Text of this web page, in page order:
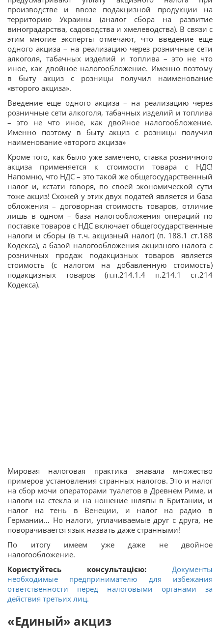
производстве и ввозе подакцизной продукции на
территорию Украины (аналог сбора на развитие
виноградарства, садоводства и хмелеводства). В связи с
этим многие эксперты отмечают, что введение еще
одного акциза – на реализацию через розничные сети
алкоголя, табачных изделий и топлива – это не что
иное, как двойное налогообложение. Именно поэтому
в быту акциз с розницы получил наименование
«второго акциза».
Введение еще одного акциза – на реализацию через
розничные сети алкоголя, табачных изделий и топлива
– это не что иное, как двойное налогообложение.
Именно поэтому в быту акциз с розницы получил
наименование «второго акциза»
Кроме того, как было уже замечено, ставка розничного
акциза применяется к стоимости товара с НДС!
Напомню, что НДС – это такой же общегосударственный
налог и, кстати говоря, по своей экономической сути
тоже акциз! Схожей у этих двух податей является и база
обложения – договорная стоимость товаров, отличие
лишь в одном – база налогообложения операций по
поставке товаров с НДС включает общегосударственные
налоги и сборы (в т.ч. акцизный налог) (п. 188.1 ст.188
Кодекса), а базой налогообложения акцизного налога с
розничных продаж подакцизных товаров является
стоимость (с налогом на добавленную стоимость)
подакцизных товаров (п.п.214.1.4 п.214.1 ст.214
Кодекса).
Мировая налоговая практика знавала множество
примеров установления странных налогов. Это и налог
на сбор мочи операторами туалетов в Древнем Риме, и
налоги на стекла и на ношение шляпы в Британии, и
налог на тень в Венеции, и налог на радио в
Германии… Но налоги, уплачиваемые друг с друга, не
поворачивается язык назвать даже странными!
По итогу имеем уже даже не двойное
налогообложение.
Користуйтесь консультацією:
Документы
необходимые предпринимателю для избежания
ответственности перед налоговыми органами за
действия третьих лиц.
«Единый» акциз